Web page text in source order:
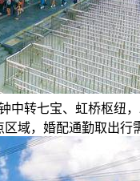
中转七宝、虹桥枢纽
域，婚配通勤取出行